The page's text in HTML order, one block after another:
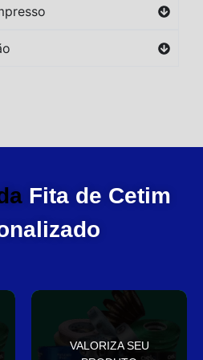
Fita de Cetim
VALORIZA SEU
que deixa sua embalagem
elegante